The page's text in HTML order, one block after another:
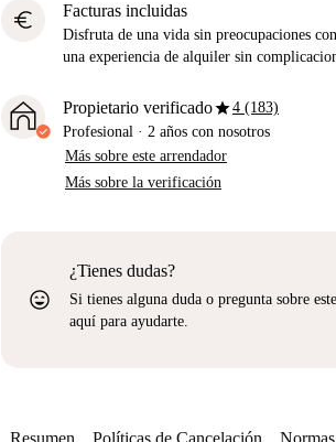
euro Facturas incluidas
Disfruta de una vida sin preocupaciones
una experiencia de alquiler sin
Propietario verificadostar4 (183)
Profesional · 2 años con nosotros
Más sobre este arrendador
Más sobre la verificación
sentiment_very_satisfied
¿Tienes dudas?
Si tienes alguna duda o pregunta sobre
aquí para ayudarte.
Resumen Políticas de Cancelación